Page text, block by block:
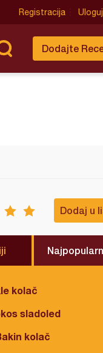
Registracija
Dodajte
Dodaj u
kolač
sladoled
kolač